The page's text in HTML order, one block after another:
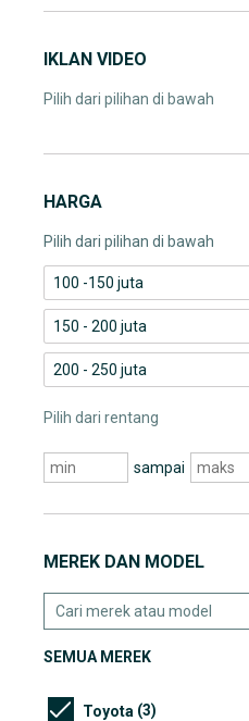
IKLAN VIDEO
Pilih dari pilihan di bawah
HARGA
Pilih dari pilihan di bawah
100 -150 juta
150 - 200 juta
200 - 250 juta
Pilih dari rentang
sampai
MEREK DAN MODEL
SEMUA MEREK
Toyota (3)